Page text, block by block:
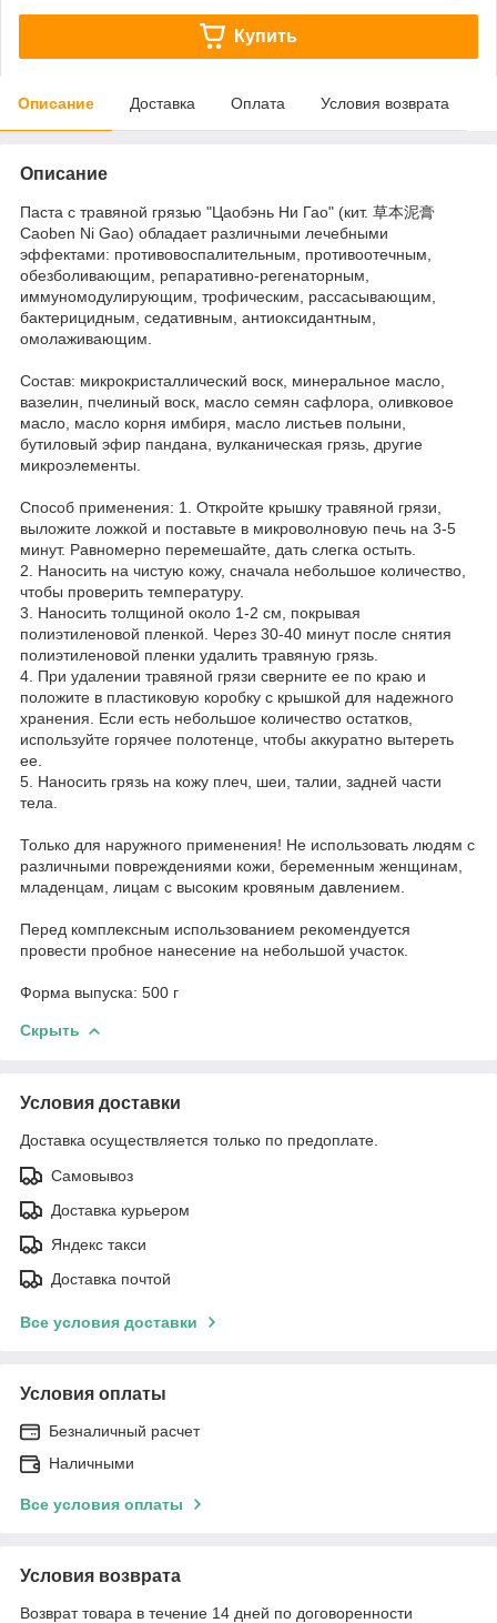
Купить
Описание Доставка Оплата Условия возврата
Описание
Паста с травяной грязью "Цаобэнь Ни Гао" (кит. 草本泥膏
Caoben Ni Gao) обладает различными лечебными
эффектами: противовоспалительным, противоотечным,
обезболивающим, репаративно-регенаторным,
иммуномодулирующим, трофическим, рассасывающим,
бактерицидным, седативным, антиоксидантным,
омолаживающим.
Состав: микрокристаллический воск, минеральное масло,
вазелин, пчелиный воск, масло семян сафлора, оливковое
масло, масло корня имбиря, масло листьев полыни,
бутиловый эфир пандана, вулканическая грязь, другие
микроэлементы.
Способ применения: 1. Откройте крышку травяной грязи,
выложите ложкой и поставьте в микроволновую печь на 3-5
минут. Равномерно перемешайте, дать слегка остыть.
2. Наносить на чистую кожу, сначала небольшое количество,
чтобы проверить температуру.
3. Наносить толщиной около 1-2 см, покрывая
полиэтиленовой пленкой. Через 30-40 минут после снятия
полиэтиленовой пленки удалить травяную грязь.
4. При удалении травяной грязи сверните ее по краю и
положите в пластиковую коробку с крышкой для надежного
хранения. Если есть небольшое количество остатков,
используйте горячее полотенце, чтобы аккуратно вытереть
ее.
5. Наносить грязь на кожу плеч, шеи, талии, задней части
тела.
Только для наружного применения! Не использовать людям с
различными повреждениями кожи, беременным женщинам,
младенцам, лицам с высоким кровяным давлением.
Перед комплексным использованием рекомендуется
провести пробное нанесение на небольшой участок.
Форма выпуска: 500 г
Скрыть
Условия доставки
Доставка осуществляется только по предоплате.
Самовывоз
Доставка курьером
Яндекс такси
Доставка почтой
Все условия доставки
Условия оплаты
Безналичный расчет
Наличными
Все условия оплаты
Условия возврата
Возврат товара в течение 14 дней по договоренности